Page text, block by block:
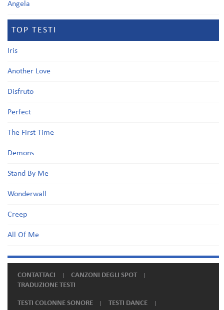
Angela
TOP TESTI
Iris
Another Love
Disfruto
Perfect
The First Time
Demons
Stand By Me
Wonderwall
Creep
All Of Me
CONTATTACI
CANZONI DEGLI SPOT
TRADUZIONE TESTI
TESTI COLONNE SONORE
TESTI DANCE